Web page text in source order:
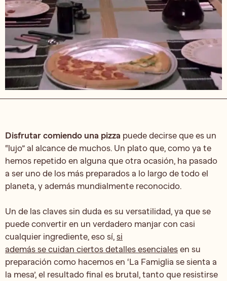
Disfrutar comiendo una pizza puede decirse que es un
“lujo” al alcance de muchos. Un plato que, como ya te
hemos repetido en alguna que otra ocasión, ha pasado
a ser uno de los más preparados a lo largo de todo el
planeta, y además mundialmente reconocido.
Un de las claves sin duda es su versatilidad, ya que se
puede convertir en un verdadero manjar con casi
cualquier ingrediente, eso sí, si
además se cuidan ciertos detalles esenciales en su
preparación como hacemos en ‘La Famiglia se sienta a
la mesa’, el resultado final es brutal, tanto que resistirse